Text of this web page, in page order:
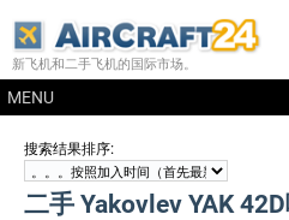
新飞机和二手飞机的国际市场。
MENU
搜索结果排序:
二手 Yakovlev YAK